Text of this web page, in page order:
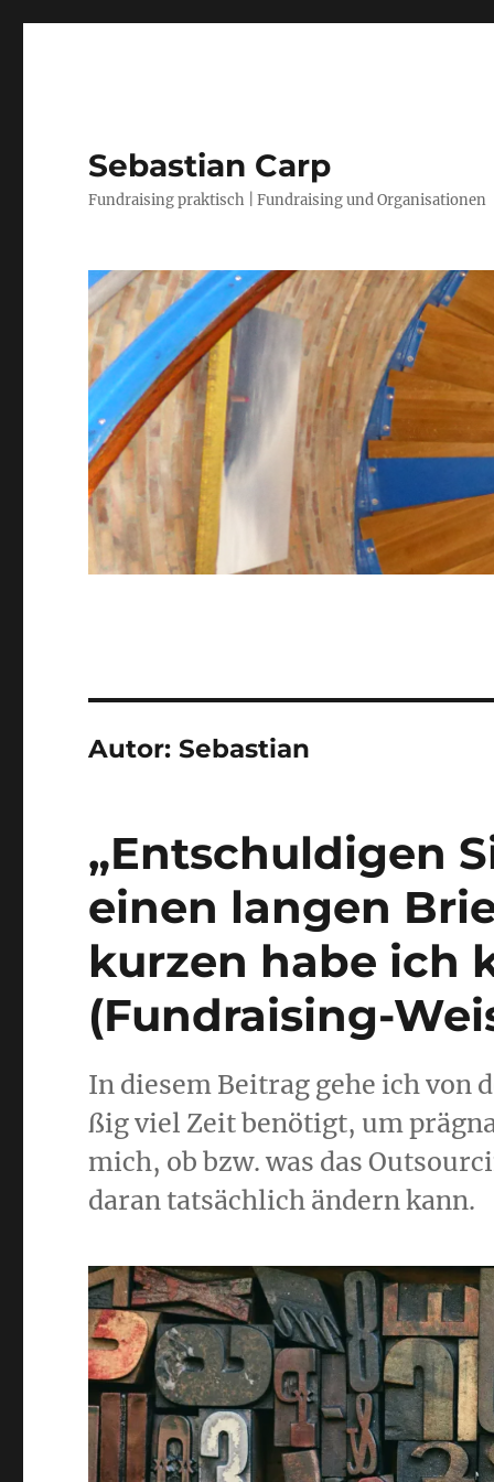
Sebastian Carp
Fundraising praktisch | Fundraising und Organisationen
Autor:Sebastian
„Entschuldigen
einen langen
kurzen habe ich
(Fundraising-
In die­sem Bei­trag gehe ich von
ßig viel Zeit benö­tigt, um
mich, ob bzw. was das
dar­an tat­säch­lich ändern kann.